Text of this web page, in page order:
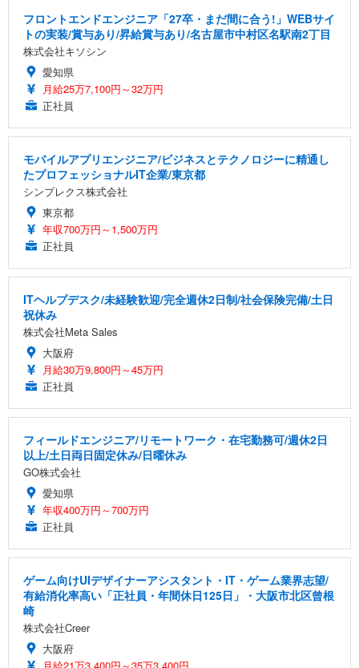
フロントエンドエンジニア「27卒・まだ間に合う!」WEBサイ
トの実装/賞与あり/昇給賞与あり/名古屋市中村区名駅南2丁目
株式会社キソシン
愛知県
月給25万7,100円～32万円
正社員
モバイルアプリエンジニア/ビジネスとテクノロジーに精通し
たプロフェッショナルIT企業/東京都
シンプレクス株式会社
東京都
年収700万円～1,500万円
正社員
ITヘルプデスク/未経験歓迎/完全週休2日制/社会保険完備/土日
祝休み
株式会社Meta Sales
大阪府
月給30万9,800円～45万円
正社員
フィールドエンジニア/リモートワーク・在宅勤務可/週休2日
以上/土日両日固定休み/日曜休み
GO株式会社
愛知県
年収400万円～700万円
正社員
ゲーム向けUIデザイナーアシスタント・IT・ゲーム業界志望/
有給消化率高い「正社員・年間休日125日」・大阪市北区曾根
崎
株式会社Creer
大阪府